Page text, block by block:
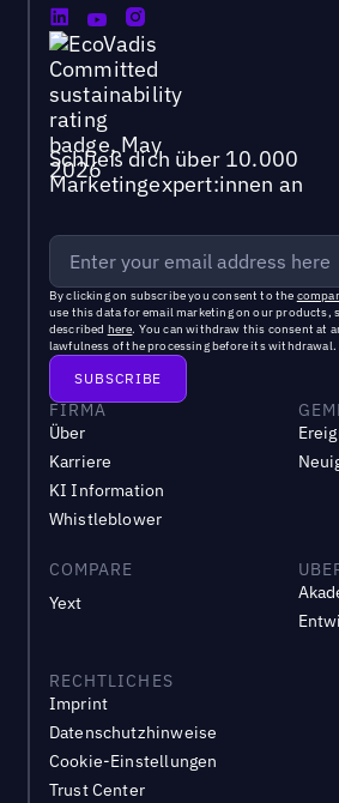
Schließ dich über 10.000
Marketingexpert:innen an
By clicking on subscribe you consent to the
use this data for email marketing on our products,
described here. You can withdraw this consent at
lawfulness of the processing before its withdrawal.
FIRMA
Über
Karriere
KI Information
Whistleblower
COMPARE
Yext
RECHTLICHES
Imprint
Datenschutzhinweise
Cookie-Einstellungen
Trust Center